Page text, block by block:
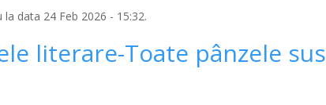
la data 24 Feb 2026 - 15:32.
literare-Toate pânzele sus